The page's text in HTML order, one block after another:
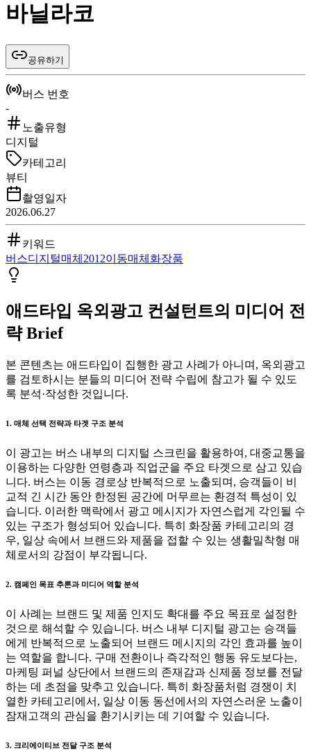
바닐라코
공유하기
버스 번호
-
노출유형
디지털
카테고리
뷰티
촬영일자
2026.06.27
키워드
버스디지털매체 2012이동매체 화장품
애드타입 옥외광고 컨설턴트의 미디어 전
략 Brief
본 콘텐츠는 애드타입이 집행한 광고 사례가 아니며, 옥외광고
를 검토하시는 분들의 미디어 전략 수립에 참고가 될 수 있도
록 분석·작성한 것입니다.
1. 매체 선택 전략과 타겟 구조 분석
이 광고는 버스 내부의 디지털 스크린을 활용하여, 대중교통을
이용하는 다양한 연령층과 직업군을 주요 타겟으로 삼고 있습
니다. 버스는 이동 경로상 반복적으로 노출되며, 승객들이 비
교적 긴 시간 동안 한정된 공간에 머무르는 환경적 특성이 있
습니다. 이러한 맥락에서 광고 메시지가 자연스럽게 각인될 수
있는 구조가 형성되어 있습니다. 특히 화장품 카테고리의 경
우, 일상 속에서 브랜드와 제품을 접할 수 있는 생활밀착형 매
체로서의 강점이 부각됩니다.
2. 캠페인 목표 추론과 미디어 역할 분석
이 사례는 브랜드 및 제품 인지도 확대를 주요 목표로 설정한
것으로 해석할 수 있습니다. 버스 내부 디지털 광고는 승객들
에게 반복적으로 노출되어 브랜드 메시지의 각인 효과를 높이
는 역할을 합니다. 구매 전환이나 즉각적인 행동 유도보다는,
마케팅 퍼널 상단에서 브랜드의 존재감과 신제품 정보를 전달
하는 데 초점을 맞추고 있습니다. 특히 화장품처럼 경쟁이 치
열한 카테고리에서, 일상 이동 동선에서의 자연스러운 노출이
잠재고객의 관심을 환기시키는 데 기여할 수 있습니다.
3. 크리에이티브 전달 구조 분석